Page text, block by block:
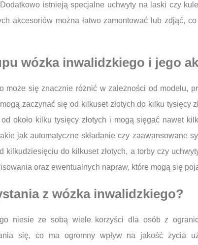
istnieją specjalne uchwyty na laski czy
akcesoriów można łatwo zamontować lub zdjąć,
wózka inwalidzkiego i jego
może się znacznie różnić w zależności od modelu,
zaczynać się od kilkuset złotych do kilku tysięcy
około kilku tysięcy złotych i mogą sięgać nawet
jak automatyczne składanie czy zaawansowane
kilkudziesięciu do kilkuset złotych, a torby czy
oraz ewentualnych napraw, które mogą się
z wózka inwalidzkiego?
niesie ze sobą wiele korzyści dla osób z
się, co ma ogromny wpływ na jakość życia